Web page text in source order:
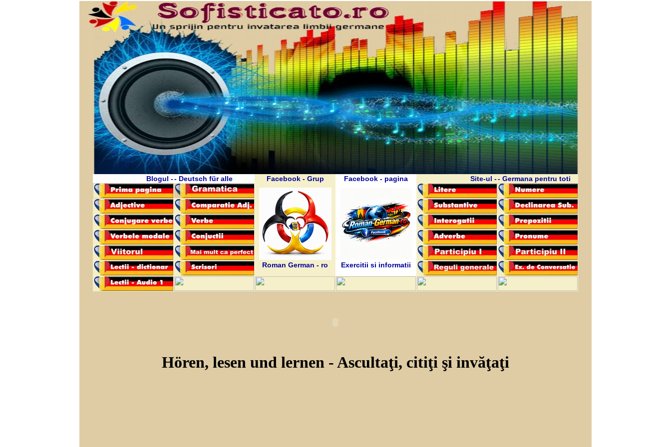
Blogul -- Deutsch für alle Facebook - Grup Facebook - pagina Site-ul -- Germana pentru toti
Roman German - ro Exercitii si informatii
Hören, lesen und lernen - Ascultaţi, citiţi şi invăţaţi